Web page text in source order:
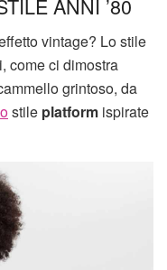
ANNI ’80
vintage? Lo stile
come ci dimostra
grintoso, da
stile platform ispirate